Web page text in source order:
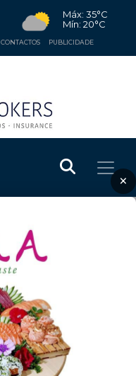
Máx: 35°C
Mín: 20°C
CONTACTOS PUBLICIDADE
×